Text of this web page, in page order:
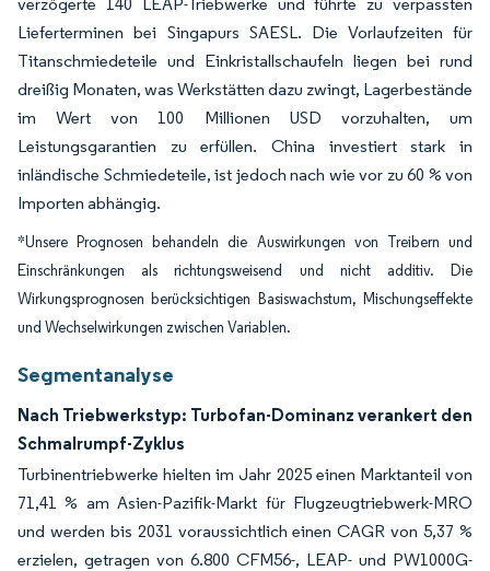
Lieferterminen bei Singapurs SAESL. Die Vorlaufzeiten für
Titanschmiedeteile und Einkristallschaufeln liegen bei rund
dreißig Monaten, was Werkstätten dazu zwingt, Lagerbestände
im Wert von 100 Millionen USD vorzuhalten, um
Leistungsgarantien zu erfüllen. China investiert stark in
inländische Schmiedeteile, ist jedoch nach wie vor zu 60 % von
Importen abhängig.
*Unsere Prognosen behandeln die Auswirkungen von Treibern und
Einschränkungen als richtungsweisend und nicht additiv. Die
Wirkungsprognosen berücksichtigen Basiswachstum, Mischungseffekte
und Wechselwirkungen zwischen Variablen.
Segmentanalyse
Nach Triebwerkstyp: Turbofan-Dominanz verankert den
Schmalrumpf-Zyklus
Turbinentriebwerke hielten im Jahr 2025 einen Marktanteil von
71,41 % am Asien-Pazifik-Markt für Flugzeugtriebwerk-MRO
und werden bis 2031 voraussichtlich einen CAGR von 5,37 %
erzielen, getragen von 6.800 CFM56-, LEAP- und PW1000G-